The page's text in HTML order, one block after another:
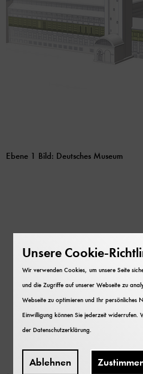
Ebene 1 Bild: Deutsches Museum
Unsere Cookie-
Wir verwenden Cookies, um unsere Seite
und die Zugriffe auf unserer Webseite zu
Webseite zu optimieren und Ihr persönliches
Einwilligung können Sie jederzeit widerrufen.
derDatenschutzerklärung
Ablehnen